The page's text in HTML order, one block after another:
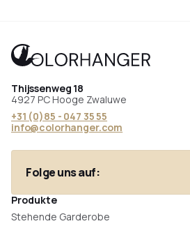
Thijssenweg 18
4927 PC Hooge Zwaluwe
+31 (0)85 - 047 35 55
info@colorhanger.com
Folge uns auf:
Produkte
Stehende Garderobe